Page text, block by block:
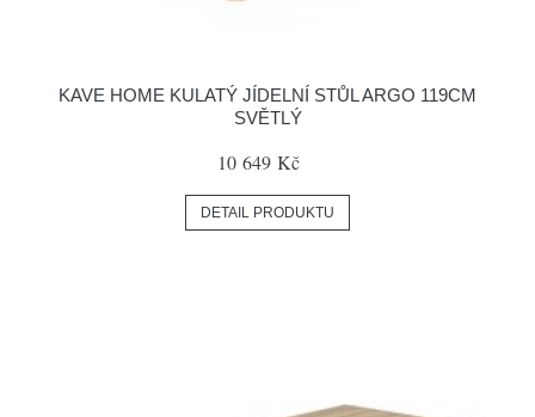
KAVE HOME KULATÝ JÍDELNÍ STŮL ARGO 119CM
SVĚTLÝ
10 649 Kč
DETAIL PRODUKTU